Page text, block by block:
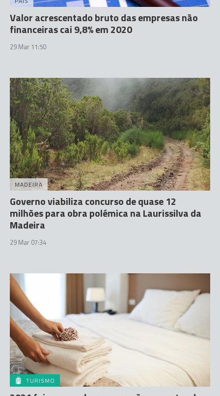
Valor acrescentado bruto das empresas não
financeiras cai 9,8% em 2020
29 Mar 11:50
MADEIRA
Governo viabiliza concurso de quase 12
milhões para obra polémica na Laurissilva da
Madeira
29 Mar 07:34
TURISMO